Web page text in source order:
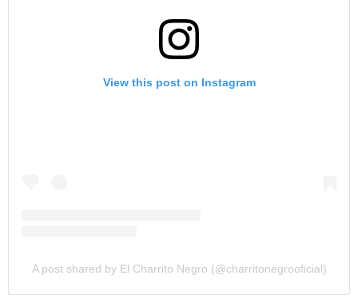
View this post on Instagram
A post shared by El Charrito Negro (@charritonegrooficial)